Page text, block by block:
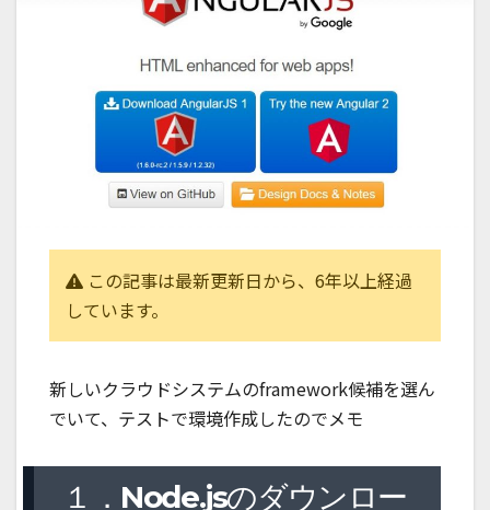
この記事は最新更新日から、6年以上経過
しています。
新しいクラウドシステムのframework候補を選ん
でいて、テストで環境作成したのでメモ
１．Node.jsのダウンロー